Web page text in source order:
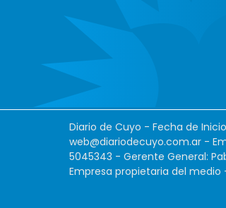
Diario de Cuyo - Fecha de
web@diariodecuyo.com.ar -
5045343 - Gerente General:
Empresa propietaria del medio -